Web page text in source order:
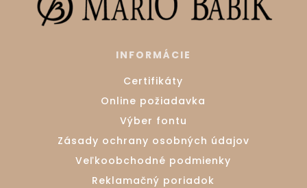
INFORMÁCIE
Certifikáty
Online požiadavka
Výber fontu
Zásady ochrany osobných údajov
Veľkoobchodné podmienky
Reklamačný poriadok